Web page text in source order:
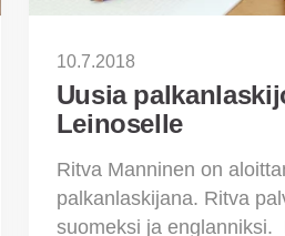
10.7.2018
Uusia
Leinoselle
Ritva Manninen on
palkanlaskijana. Ritva
suomeksi ja englanniksi.